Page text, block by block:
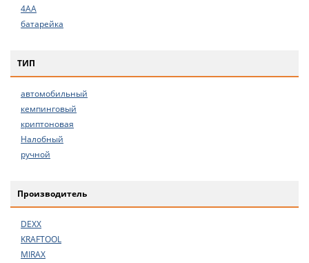
4АА
батарейка
ТИП
автомобильный
кемпинговый
криптоновая
Налобный
ручной
Производитель
DEXX
KRAFTOOL
MIRAX